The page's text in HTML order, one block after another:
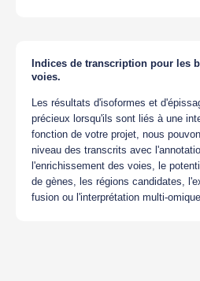
Indices de transcription pour les
voies.
Les résultats d'isoformes et
précieux lorsqu'ils sont liés à une
fonction de votre projet, nous
niveau des transcrits avec
l'enrichissement des voies, le
de gènes, les régions candidates,
fusion ou l'interprétation multi-